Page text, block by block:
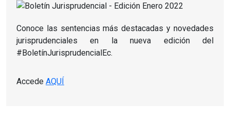
Conoce las sentencias más destacadas y novedades
jurisprudenciales en la nueva edición del
#BoletínJurisprudencialEc.
Accede AQUÍ